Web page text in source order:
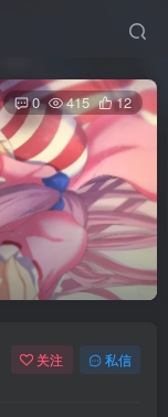
0 415 12
关注 私信